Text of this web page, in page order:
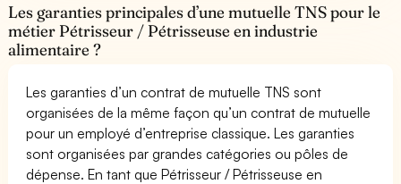
Les garanties principales d’une mutuelle TNS pour le
métier Pétrisseur / Pétrisseuse en industrie
alimentaire ?
Les garanties d’un contrat de mutuelle TNS sont
organisées de la même façon qu’un contrat de mutuelle
pour un employé d’entreprise classique. Les garanties
sont organisées par grandes catégories ou pôles de
dépense. En tant que Pétrisseur / Pétrisseuse en